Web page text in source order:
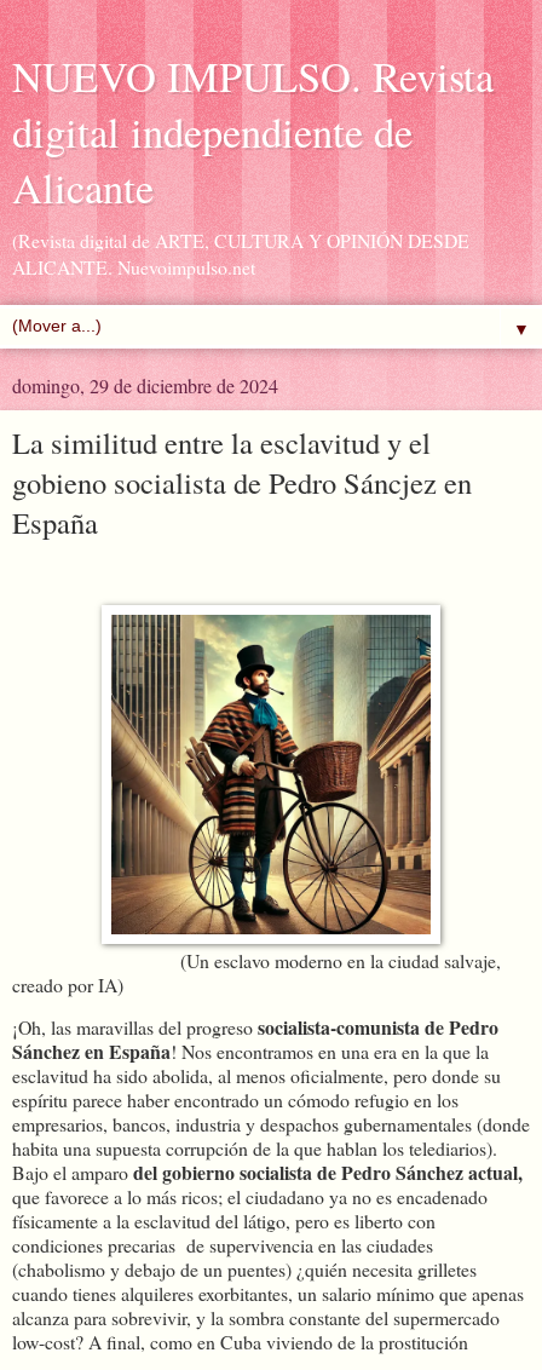
NUEVO IMPULSO. Revista
digital independiente de
Alicante
(Revista digital de ARTE, CULTURA Y OPINIÓN DESDE
ALICANTE. Nuevoimpulso.net
▼
domingo, 29 de diciembre de 2024
La similitud entre la esclavitud y el
gobieno socialista de Pedro Sáncjez en
España
(Un esclavo moderno en la ciudad salvaje,
creado por IA)
¡Oh, las maravillas del progresosocialista-comunista de Pedro
Sánchez en España! Nos encontramos en una era en la que la
esclavitud ha sido abolida, al menos oficialmente, pero donde su
espíritu parece haber encontrado un cómodo refugio en los
empresarios, bancos, industria y despachos gubernamentales (donde
habita una supuesta corrupción de la que hablan los telediarios).
Bajo el amparodel gobierno socialista de Pedro Sánchez actual,
que favorece a lo más ricos; el ciudadano ya no es encadenado
físicamente a la esclavitud del látigo, pero es liberto con
condiciones precarias de supervivencia en las ciudades
(chabolismo y debajo de un puentes) ¿quién necesita grilletes
cuando tienes alquileres exorbitantes, un salario mínimo que apenas
alcanza para sobrevivir, y la sombra constante del supermercado
low-cost? A final, como en Cuba viviendo de la prostitución